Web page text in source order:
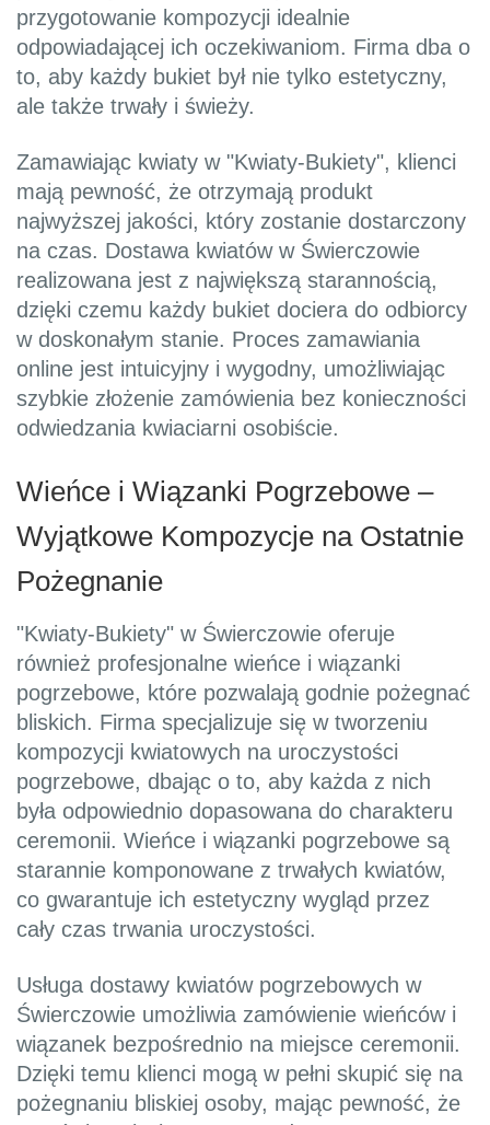
przygotowanie kompozycji idealnie
odpowiadającej ich oczekiwaniom. Firma dba o
to, aby każdy bukiet był nie tylko estetyczny,
ale także trwały i świeży.
Zamawiając kwiaty w "Kwiaty-Bukiety", klienci
mają pewność, że otrzymają produkt
najwyższej jakości, który zostanie dostarczony
na czas. Dostawa kwiatów w Świerczowie
realizowana jest z największą starannością,
dzięki czemu każdy bukiet dociera do odbiorcy
w doskonałym stanie. Proces zamawiania
online jest intuicyjny i wygodny, umożliwiając
szybkie złożenie zamówienia bez konieczności
odwiedzania kwiaciarni osobiście.
Wieńce i Wiązanki Pogrzebowe –
Wyjątkowe Kompozycje na Ostatnie
Pożegnanie
"Kwiaty-Bukiety" w Świerczowie oferuje
również profesjonalne wieńce i wiązanki
pogrzebowe, które pozwalają godnie pożegnać
bliskich. Firma specjalizuje się w tworzeniu
kompozycji kwiatowych na uroczystości
pogrzebowe, dbając o to, aby każda z nich
była odpowiednio dopasowana do charakteru
ceremonii. Wieńce i wiązanki pogrzebowe są
starannie komponowane z trwałych kwiatów,
co gwarantuje ich estetyczny wygląd przez
cały czas trwania uroczystości.
Usługa dostawy kwiatów pogrzebowych w
Świerczowie umożliwia zamówienie wieńców i
wiązanek bezpośrednio na miejsce ceremonii.
Dzięki temu klienci mogą w pełni skupić się na
pożegnaniu bliskiej osoby, mając pewność, że